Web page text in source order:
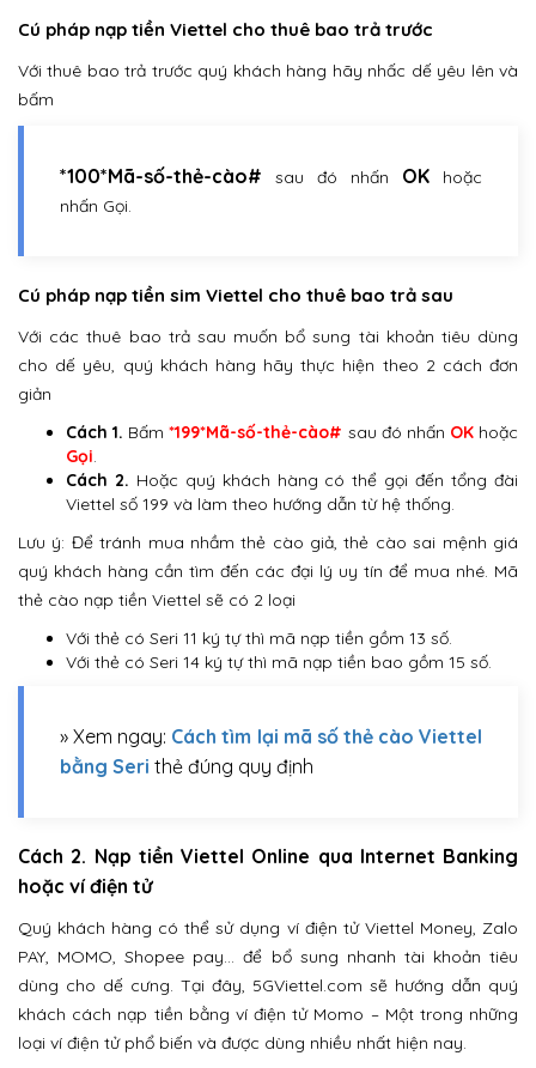
Cú pháp nạp tiền Viettel cho thuê bao trả trước
Với thuê bao trả trước quý khách hàng hãy nhấc dế yêu lên và
bấm
*100*Mã-số-thẻ-cào# sau đó nhấn OK hoặc
nhấn Gọi.
Cú pháp nạp tiền sim Viettel cho thuê bao trả sau
Với các thuê bao trả sau muốn bổ sung tài khoản tiêu dùng
cho dế yêu, quý khách hàng hãy thực hiện theo 2 cách đơn
giản
Cách 1. Bấm*199*Mã-số-thẻ-cào# sau đó nhấn OK hoặc
Gọi
Cách 2. Hoặc quý khách hàng có thể gọi đến tổng đài
Viettel số 199 và làm theo hướng dẫn từ hệ thống.
Lưu ý: Để tránh mua nhầm thẻ cào giả, thẻ cào sai mệnh giá
quý khách hàng cần tìm đến các đại lý uy tín để mua nhé. Mã
thẻ cào nạp tiền Viettel sẽ có 2 loại
Với thẻ có Seri 11 ký tự thì mã nạp tiền gồm 13 số.
Với thẻ có Seri 14 ký tự thì mã nạp tiền bao gồm 15 số.
» Xem ngay: Cách tìm lại mã số thẻ cào Viettel
bằng Seri thẻ đúng quy định
Cách 2. Nạp tiền Viettel Online qua Internet Banking
hoặc ví điện tử
Quý khách hàng có thể sử dụng ví điện tử Viettel Money, Zalo
PAY, MOMO, Shopee pay… để bổ sung nhanh tài khoản tiêu
dùng cho dế cưng. Tại đây, 5GViettel.com sẽ hướng dẫn quý
khách cách nạp tiền bằng ví điện tử Momo – Một trong những
loại ví điện tử phổ biến và được dùng nhiều nhất hiện nay.